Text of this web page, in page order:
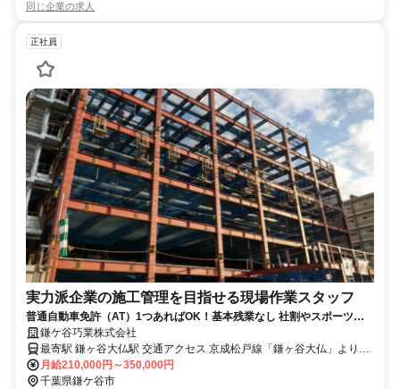
同じ企業の求人
正社員
実力派企業の施工管理を目指せる現場作業スタッフ
普通自動車免許（AT）1つあればOK！基本残業なし 社割やスポーツ観
戦など福利厚生充実
鎌ケ谷巧業株式会社
最寄駅 鎌ヶ谷大仏駅 交通アクセス 京成松戸線「鎌ヶ谷大仏」より徒
歩約7分 → 初富駅や新鎌ヶ谷駅、東松戸駅からのアクセスも良好！
★マイカー通勤OK（駐車場あり）
月給210,000円～350,000円
千葉県鎌ケ谷市